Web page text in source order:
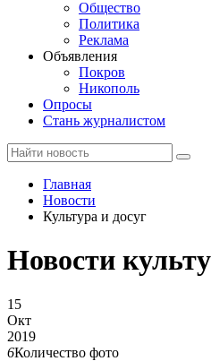
Общество
Политика
Реклама
Объявления
Покров
Никополь
Опросы
Стань журналистом
Главная
Новости
Культура и досуг
Новости
15
Окт
2019
6Количество фото